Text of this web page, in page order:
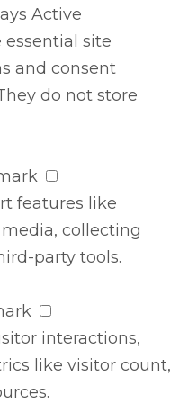
Active
essential site
and consent
do not store
features like
collecting
party tools.
interactions,
like visitor count,